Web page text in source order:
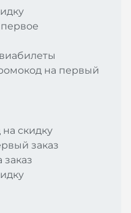
на первый
скидку
заказ